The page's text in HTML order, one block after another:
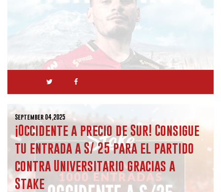
September 04,2025
¡Occidente a precio de Sur! Consigue
tu entrada a S/ 25 para el partido
contra Universitario gracias a
Stake